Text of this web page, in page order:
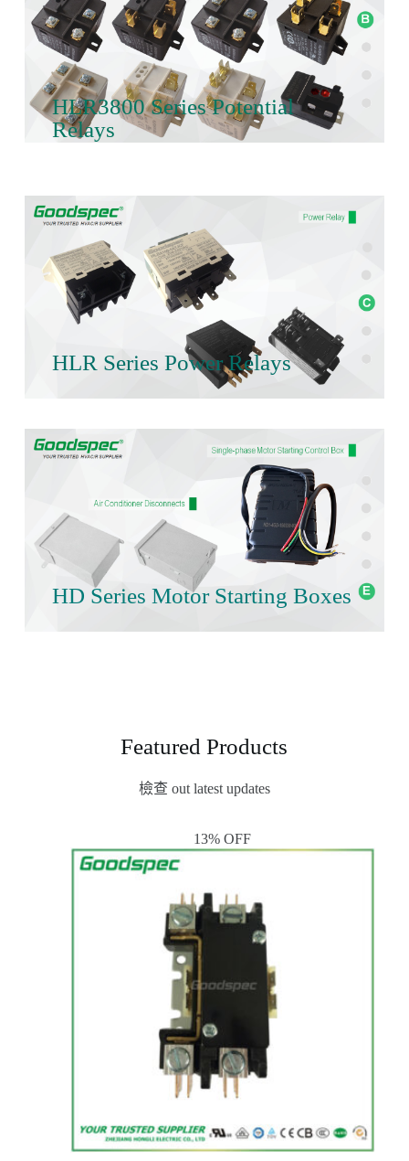
HLR3800 Series Potential
Relays
HLR Series Power Relays
HD Series Motor Starting Boxes
Featured Products
檢查 out latest updates
13% OFF